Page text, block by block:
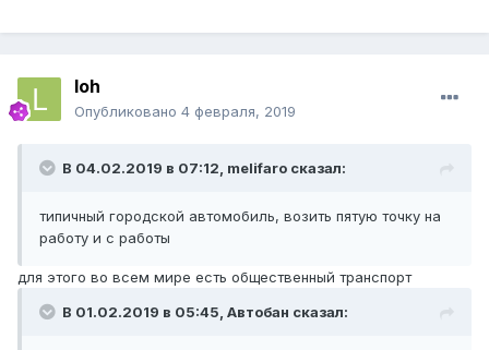
loh
Опубликовано 4 февраля, 2019
В 04.02.2019 в 07:12, melifaro сказал:
типичный городской автомобиль, возить пятую точку на
работу и с работы
для этого во всем мире есть общественный транспорт
В 01.02.2019 в 05:45, Автобан сказал: